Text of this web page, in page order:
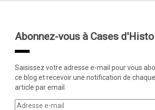
Abonnez-vous à Cases
Saisissez votre adresse e-mail pour vous
ce blog et recevoir une notification de
article par email.